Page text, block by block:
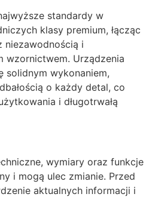
standardy w
klasy premium, łącząc
niezawodnością i
wzornictwem. Urządzenia
solidnym wykonaniem,
o każdy detal, co
i długotrwałą
wymiary oraz funkcje
i mogą ulec zmianie. Przed
aktualnych informacji i